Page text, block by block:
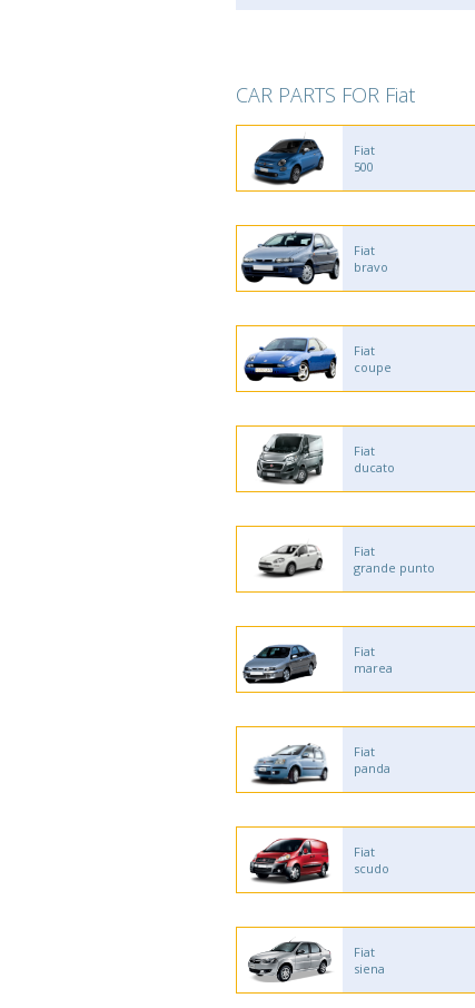
CAR PARTS FOR Fiat
Fiat
500
Fiat
bravo
Fiat
coupe
Fiat
ducato
Fiat
grande punto
Fiat
marea
Fiat
panda
Fiat
scudo
Fiat
siena